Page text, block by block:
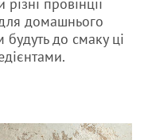
провінції
для домашнього
до смаку ці